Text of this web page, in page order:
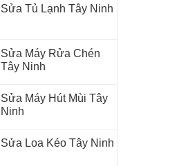
Sửa Tủ Lạnh Tây Ninh
Sửa Máy Rửa Chén
Tây Ninh
Sửa Máy Hút Mùi Tây
Ninh
Sửa Loa Kéo Tây Ninh